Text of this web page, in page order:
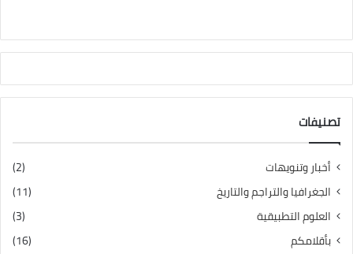
تصنيفات
أخبار وتنويهات
(2)
الجغرافيا والتراجم والتاريخ
(11)
العلوم التطبيقية
(3)
بأقلامكم
(16)